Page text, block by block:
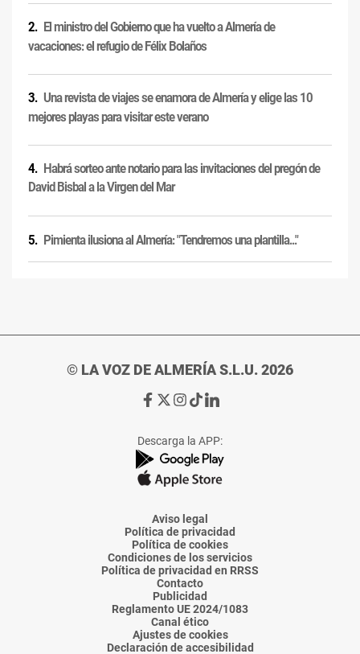
El ministro del Gobierno que ha vuelto a Almería de
vacaciones: el refugio de Félix Bolaños
Una revista de viajes se enamora de Almería y elige las 10
mejores playas para visitar este verano
Habrá sorteo ante notario para las invitaciones del pregón de
David Bisbal a la Virgen del Mar
Pimienta ilusiona al Almería: "Tendremos una plantilla..."
© LA VOZ DE ALMERÍA S.L.U. 2026
Ir
de
La
Voz
Almería
Ir
de
La
Voz
Almería
Ir
de
La
Voz
Almería
Ir
de
La
Voz
Almería
Ir
de
La
Voz
Descarga la APP:
Aviso legal
Política de privacidad
Política de cookies
Condiciones de los servicios
Política de privacidad en RRSS
Contacto
Publicidad
Reglamento UE 2024/1083
Canal ético
Ajustes de cookies
Declaración de accesibilidad